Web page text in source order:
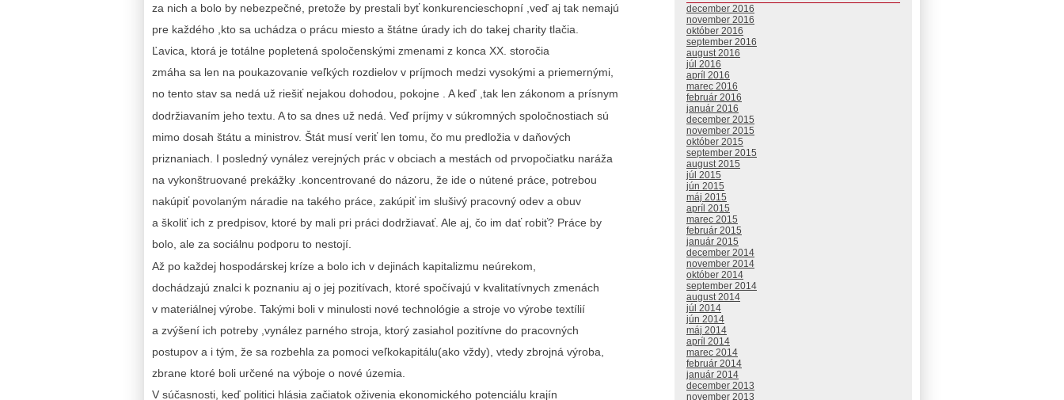
za nich a bolo by nebezpečné, pretože by prestali byť konkurencieschopní ,veď aj tak nemajú
pre každého ,kto sa uchádza o prácu miesto a štátne úrady ich do takej charity tlačia.
Ľavica, ktorá je totálne popletená spoločenskými zmenami z konca XX. storočia
zmáha sa len na poukazovanie veľkých rozdielov v príjmoch medzi vysokými a priemernými,
no tento stav sa nedá už riešiť nejakou dohodou, pokojne . A keď ,tak len zákonom a prísnym
dodržiavaním jeho textu. A to sa dnes už nedá. Veď príjmy v súkromných spoločnostiach sú
mimo dosah štátu a ministrov. Štát musí veriť len tomu, čo mu predložia v daňových
priznaniach. I posledný vynález verejných prác v obciach a mestách od prvopočiatku naráža
na vykonštruované prekážky .koncentrované do názoru, že ide o nútené práce, potrebou
nakúpiť povolaným náradie na takého práce, zakúpiť im slušivý pracovný odev a obuv
a školiť ich z predpisov, ktoré by mali pri práci dodržiavať. Ale aj, čo im dať robiť? Práce by
bolo, ale za sociálnu podporu to nestojí.
Až po každej hospodárskej kríze a bolo ich v dejinách kapitalizmu neúrekom,
dochádzajú znalci k poznaniu aj o jej pozitívach, ktoré spočívajú v kvalitatívnych zmenách
v materiálnej výrobe. Takými boli v minulosti nové technológie a stroje vo výrobe textílií
a zvýšení ich potreby ,vynález parného stroja, ktorý zasiahol pozitívne do pracovných
postupov a i tým, že sa rozbehla za pomoci veľkokapitálu(ako vždy), vtedy zbrojná výroba,
zbrane ktoré boli určené na výboje o nové územia.
V súčasnosti, keď politici hlásia začiatok oživenia ekonomického potenciálu krajín
december 2016
november 2016
október 2016
september 2016
august 2016
júl 2016
apríl 2016
marec 2016
február 2016
január 2016
december 2015
november 2015
október 2015
september 2015
august 2015
júl 2015
jún 2015
máj 2015
apríl 2015
marec 2015
február 2015
január 2015
december 2014
november 2014
október 2014
september 2014
august 2014
júl 2014
jún 2014
máj 2014
apríl 2014
marec 2014
február 2014
január 2014
december 2013
november 2013